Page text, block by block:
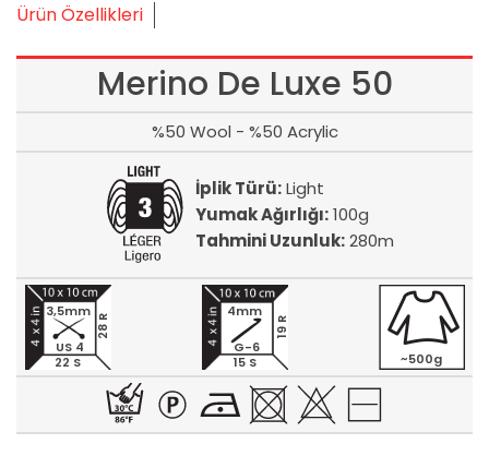
Ürün Özellikleri
Merino De Luxe 50
%50 Wool - %50 Acrylic
İplik Türü:Light
Yumak Ağırlığı:100g
Tahmini Uzunluk:280m
22 S
28 R
3,5mm
US 4
15 S
19 R
4mm
G-6
~500g